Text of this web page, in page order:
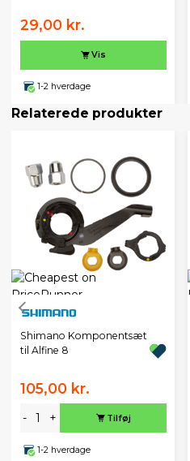
29,00 kr.
Vis
1-2 hverdage
Relaterede produkter
Shimano Komponentsæt
til Alfine 8
105,00 kr.
- + Tilføj
1-2 hverdage